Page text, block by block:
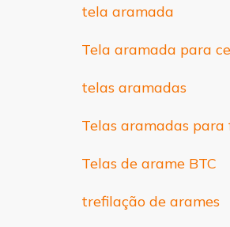
tela aramada
Tela aramada para
telas aramadas
Telas aramadas
Telas de arame BTC
trefilação de arames